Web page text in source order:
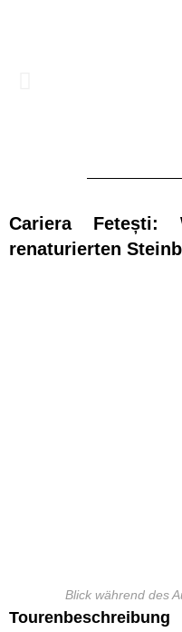
Cariera Fetești:
renaturierten
Blick während des
Tourenbeschreibung